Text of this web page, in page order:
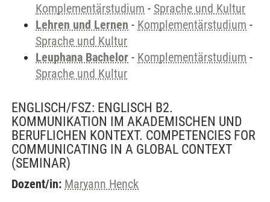
Komplementärstudium - Sprache und Kultur
Lehren und Lernen - Komplementärstudium -
Sprache und Kultur
Leuphana Bachelor - Komplementärstudium -
Sprache und Kultur
ENGLISCH/FSZ: ENGLISCH B2.
KOMMUNIKATION IM AKADEMISCHEN UND
BERUFLICHEN KONTEXT. COMPETENCIES FOR
COMMUNICATING IN A GLOBAL CONTEXT
(SEMINAR)
Dozent/in: Maryann Henck